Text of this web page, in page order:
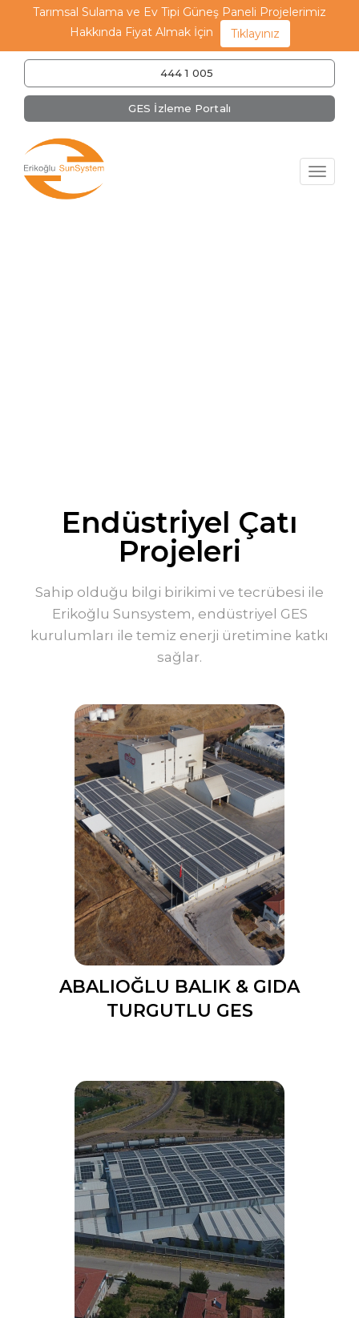
Tarımsal Sulama ve Ev Tipi Güneş Paneli Projelerimiz
Hakkında Fiyat Almak İçin
Tıklayınız
444 1 005
GES İzleme Portalı
Menu
Endüstriyel Çatı
Projeleri
Sahip olduğu bilgi birikimi ve tecrübesi ile
Erikoğlu Sunsystem, endüstriyel GES
kurulumları ile temiz enerji üretimine katkı
sağlar.
ABALIOĞLU BALIK & GIDA
TURGUTLU GES